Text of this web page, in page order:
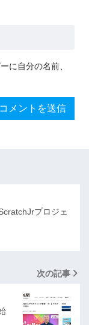
に自分の名前、
プロジェ
次の記事